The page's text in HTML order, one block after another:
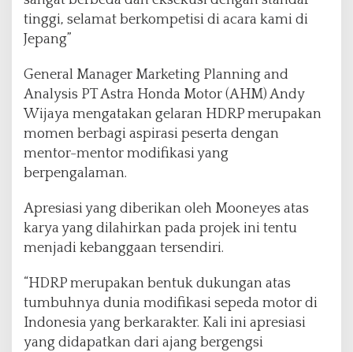
tinggi, selamat berkompetisi di acara kami di
Jepang”
General Manager Marketing Planning and
Analysis PT Astra Honda Motor (AHM) Andy
Wijaya mengatakan gelaran HDRP merupakan
momen berbagi aspirasi peserta dengan
mentor-mentor modifikasi yang
berpengalaman.
Apresiasi yang diberikan oleh Mooneyes atas
karya yang dilahirkan pada projek ini tentu
menjadi kebanggaan tersendiri.
“HDRP merupakan bentuk dukungan atas
tumbuhnya dunia modifikasi sepeda motor di
Indonesia yang berkarakter. Kali ini apresiasi
yang didapatkan dari ajang bergengsi